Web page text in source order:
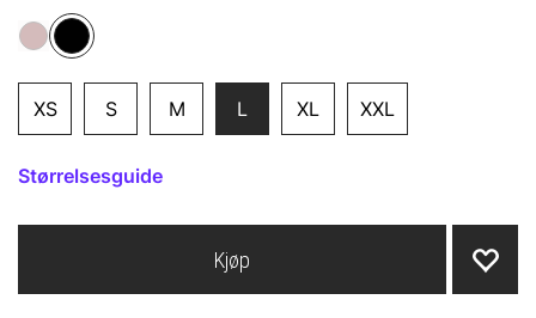
XS S M L XL XXL
Størrelsesguide
Kjøp